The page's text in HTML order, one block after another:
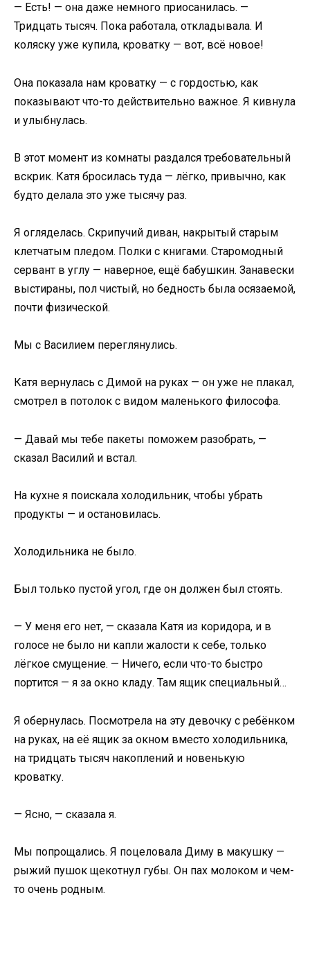
— Есть! — она даже немного приосанилась. —
Тридцать тысяч. Пока работала, откладывала. И
коляску уже купила, кроватку — вот, всё новое!
Она показала нам кроватку — с гордостью, как
показывают что-то действительно важное. Я кивнула
и улыбнулась.
В этот момент из комнаты раздался требовательный
вскрик. Катя бросилась туда — лёгко, привычно, как
будто делала это уже тысячу раз.
Я огляделась. Скрипучий диван, накрытый старым
клетчатым пледом. Полки с книгами. Старомодный
сервант в углу — наверное, ещё бабушкин. Занавески
выстираны, пол чистый, но бедность была осязаемой,
почти физической.
Мы с Василием переглянулись.
Катя вернулась с Димой на руках — он уже не плакал,
смотрел в потолок с видом маленького философа.
— Давай мы тебе пакеты поможем разобрать, —
сказал Василий и встал.
На кухне я поискала холодильник, чтобы убрать
продукты — и остановилась.
Холодильника не было.
Был только пустой угол, где он должен был стоять.
— У меня его нет, — сказала Катя из коридора, и в
голосе не было ни капли жалости к себе, только
лёгкое смущение. — Ничего, если что-то быстро
портится — я за окно кладу. Там ящик специальный…
Я обернулась. Посмотрела на эту девочку с ребёнком
на руках, на её ящик за окном вместо холодильника,
на тридцать тысяч накоплений и новенькую
кроватку.
— Ясно, — сказала я.
Мы попрощались. Я поцеловала Диму в макушку —
рыжий пушок щекотнул губы. Он пах молоком и чем-
то очень родным.